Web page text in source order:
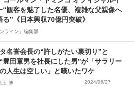
“観客を魅了した名優、複雑な父親像へ
る”《日本興収70億円突破》
ンライン」編集部
タ名誉会長の“許しがたい裏切り”と
田章男を社長にした男”が「サラリー
人生は空しい」と嘆いたワケ
玉 博 2024/06/27